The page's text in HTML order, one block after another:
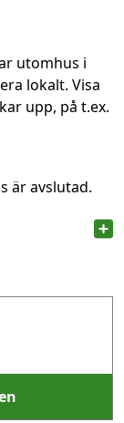
utomhus i
lokalt. Visa
upp, på t.ex.
är avslutad.